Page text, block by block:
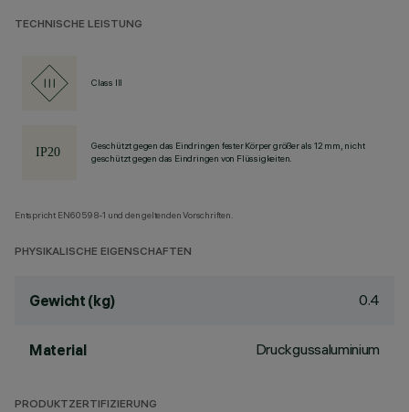
TECHNISCHE LEISTUNG
Class III
Geschützt gegen das Eindringen fester Körper größer als 12 mm, nicht
geschützt gegen das Eindringen von Flüssigkeiten.
Entspricht EN60598-1 und den geltenden Vorschriften.
PHYSIKALISCHE EIGENSCHAFTEN
Gewicht (kg) 0.4
Material Druckgussaluminium
PRODUKTZERTIFIZIERUNG